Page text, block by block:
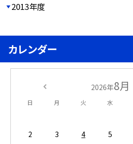
2013年度
カレンダー
2026年8月
日 月 火 水
2
3 4 5